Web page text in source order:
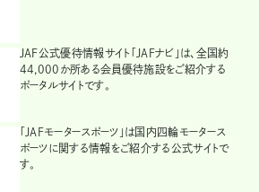
JAF公式優待情報サイト「JAFナビ」は、全国約
44,000か所ある会員優待施設をご紹介する
ポータルサイトです。
「JAFモータースポーツ」は国内四輪モータース
ポーツに関する情報をご紹介する公式サイトで
す。